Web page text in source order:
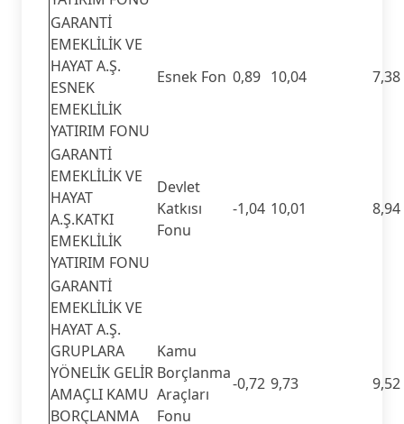
GARANTİ
EMEKLİLİK VE
HAYAT A.Ş.
ESNEK
EMEKLİLİK
YATIRIM FONU
Esnek Fon 0,89 10,04 7,38
GARANTİ
EMEKLİLİK VE
HAYAT
A.Ş.KATKI
EMEKLİLİK
YATIRIM FONU
Devlet
Katkısı
Fonu
-1,04 10,01 8,94
GARANTİ
EMEKLİLİK VE
HAYAT A.Ş.
GRUPLARA
YÖNELİK GELİR
AMAÇLI KAMU
BORÇLANMA
Kamu
Borçlanma
Araçları
Fonu
-0,72 9,73 9,52